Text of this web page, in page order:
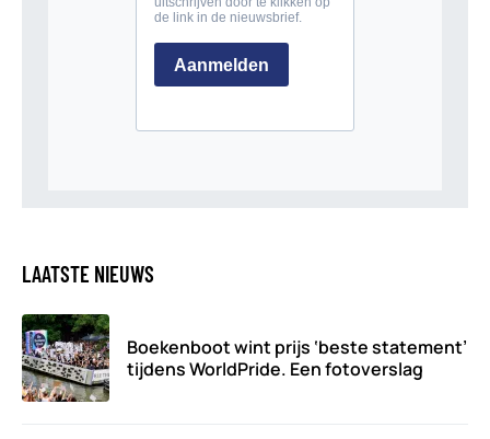
LAATSTE NIEUWS
Boekenboot wint prijs ‘beste statement’
tijdens WorldPride. Een fotoverslag